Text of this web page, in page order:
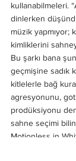
kullanabilmeleri.
dinlerken
müzik yapmıyor;
kimliklerini
Bu şarkı bana
geçmişine sadık
kitlelerle bağ
agresyonunu,
prodüksiyonu
sahne seçimi
Motionless in